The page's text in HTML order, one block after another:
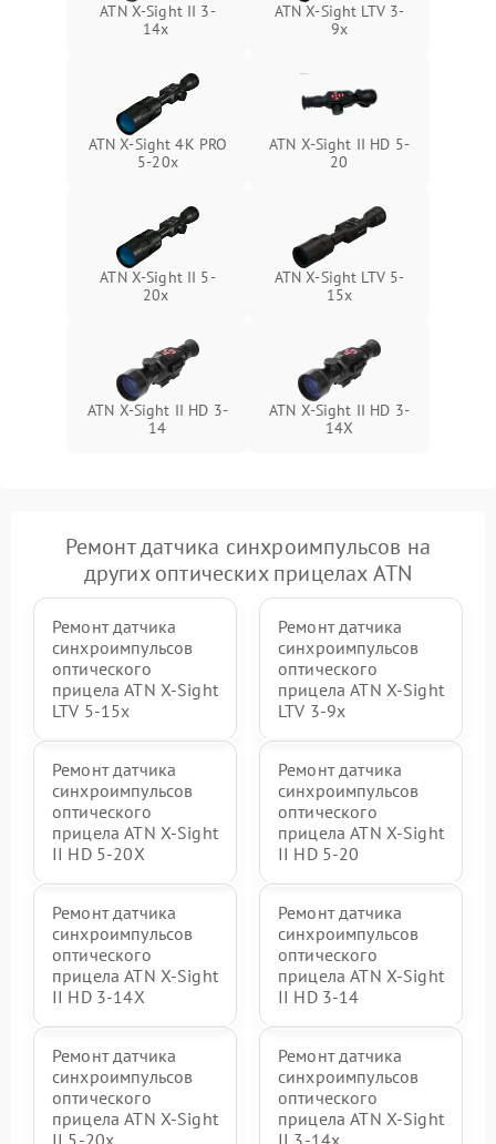
ATN X-Sight II 3-
14x
ATN X-Sight LTV 3-
9x
ATN X-Sight 4K PRO
5-20x
ATN X-Sight II HD 5-
20
ATN X-Sight II 5-
20x
ATN X-Sight LTV 5-
15x
ATN X-Sight II HD 3-
14
ATN X-Sight II HD 3-
14X
Ремонт датчика синхроимпульсов на
других оптических прицелах ATN
Ремонт датчика
синхроимпульсов
оптического
прицела ATN X-Sight
LTV 5-15x
Ремонт датчика
синхроимпульсов
оптического
прицела ATN X-Sight
LTV 3-9x
Ремонт датчика
синхроимпульсов
оптического
прицела ATN X-Sight
II HD 5-20X
Ремонт датчика
синхроимпульсов
оптического
прицела ATN X-Sight
II HD 5-20
Ремонт датчика
синхроимпульсов
оптического
прицела ATN X-Sight
II HD 3-14X
Ремонт датчика
синхроимпульсов
оптического
прицела ATN X-Sight
II HD 3-14
Ремонт датчика
синхроимпульсов
оптического
прицела ATN X-Sight
II 5-20x
Ремонт датчика
синхроимпульсов
оптического
прицела ATN X-Sight
II 3-14x